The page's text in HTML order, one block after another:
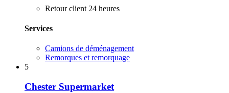
Retour client 24 heures
Services
Camions de déménagement
Remorques et remorquage
5
Chester Supermarket